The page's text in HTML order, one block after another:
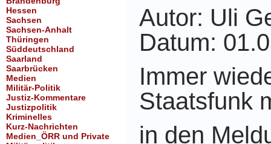
Hessen
Sachsen
Sachsen-Anhalt
Thüringen
Süddeutschland
Saarland
Saarbrücken
Medien
Militär-Politik
Justiz-Kommentare
Justizpolitik
Kriminelles
Kurz-Nachrichten
Medien_ÖRR und Private
Autor: Uli
Datum:
Immer
Staatsfunk
in den